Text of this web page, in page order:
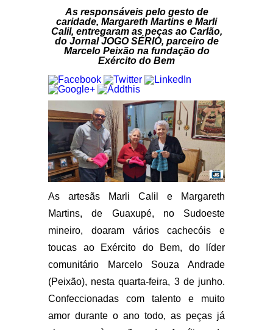
As responsáveis pelo gesto de
caridade, Margareth Martins e Marli
Calil, entregaram as peças ao Carlão,
do Jornal JOGO SÉRIO, parceiro de
Marcelo Peixão na fundação do
Exército do Bem
As artesãs Marli Calil e Margareth
Martins, de Guaxupé, no Sudoeste
mineiro, doaram vários cachecóis e
toucas ao Exército do Bem, do líder
comunitário Marcelo Souza Andrade
(Peixão), nesta quarta-feira, 3 de junho.
Confeccionadas com talento e muito
amor durante o ano todo, as peças já